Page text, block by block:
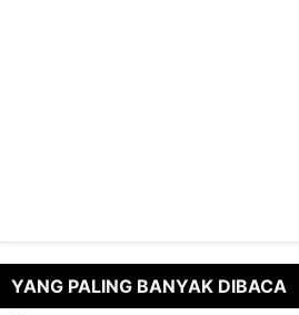
YANG PALING BANYAK DIBACA